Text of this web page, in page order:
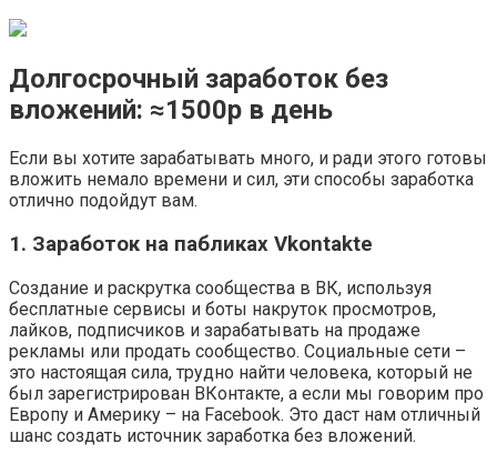
Долгосрочный заработок без
вложений: ≈1500р в день
Если вы хотите зарабатывать много, и ради этого готовы
вложить немало времени и сил, эти способы заработка
отлично подойдут вам.
1. Заработок на пабликах Vkontakte
Создание и раскрутка сообщества в ВК, используя
бесплатные сервисы и боты накруток просмотров,
лайков, подписчиков и зарабатывать на продаже
рекламы или продать сообщество. Социальные сети –
это настоящая сила, трудно найти человека, который не
был зарегистрирован ВКонтакте, а если мы говорим про
Европу и Америку – на Facebook. Это даст нам отличный
шанс создать источник заработка без вложений.